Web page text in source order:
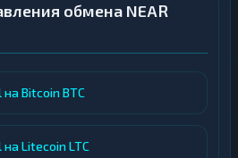
обмена NEAR
Bitcoin BTC
Litecoin LTC